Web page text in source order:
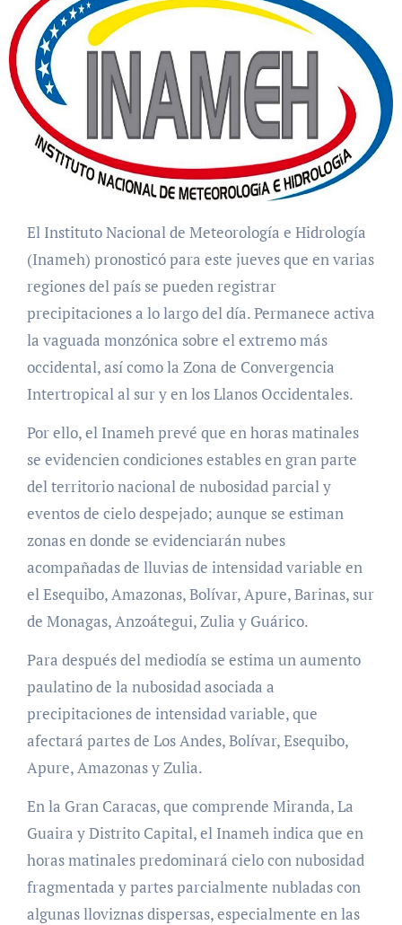
El Instituto Nacional de Meteorología e Hidrología
(Inameh) pronosticó para este jueves que en varias
regiones del país se pueden registrar
precipitaciones a lo largo del día. Permanece activa
la vaguada monzónica sobre el extremo más
occidental, así como la Zona de Convergencia
Intertropical al sur y en los Llanos Occidentales.
Por ello, el Inameh prevé que en horas matinales
se evidencien condiciones estables en gran parte
del territorio nacional de nubosidad parcial y
eventos de cielo despejado; aunque se estiman
zonas en donde se evidenciarán nubes
acompañadas de lluvias de intensidad variable en
el Esequibo, Amazonas, Bolívar, Apure, Barinas, sur
de Monagas, Anzoátegui, Zulia y Guárico.
Para después del mediodía se estima un aumento
paulatino de la nubosidad asociada a
precipitaciones de intensidad variable, que
afectará partes de Los Andes, Bolívar, Esequibo,
Apure, Amazonas y Zulia.
En la Gran Caracas, que comprende Miranda, La
Guaira y Distrito Capital, el Inameh indica que en
horas matinales predominará cielo con nubosidad
fragmentada y partes parcialmente nubladas con
algunas lloviznas dispersas, especialmente en las